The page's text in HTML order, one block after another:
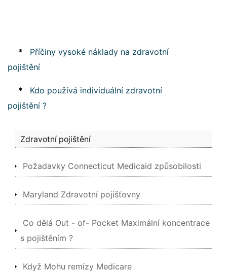
*
Příčiny vysoké náklady na zdravotní
pojištění
*
Kdo používá individuální zdravotní
pojištění ?
Zdravotní pojištění
Požadavky Connecticut Medicaid způsobilosti
Maryland Zdravotní pojišťovny
Co dělá Out - of- Pocket Maximální koncentrace
s pojištěním ?
Když Mohu remízy Medicare